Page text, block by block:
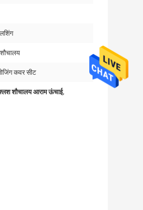
कवर सीट
शौचालय आराम ऊंचाई,